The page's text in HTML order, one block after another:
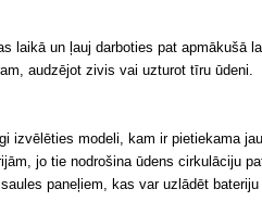
laikā un ļauj darboties pat
audzējot zivis vai uzturot tīru ūdeni.
izvēlēties modeli, kam ir pietiekama
jo tie nodrošina ūdens cirkulāciju
paneļiem, kas var uzlādēt bateriju